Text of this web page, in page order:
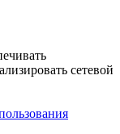
сетевой